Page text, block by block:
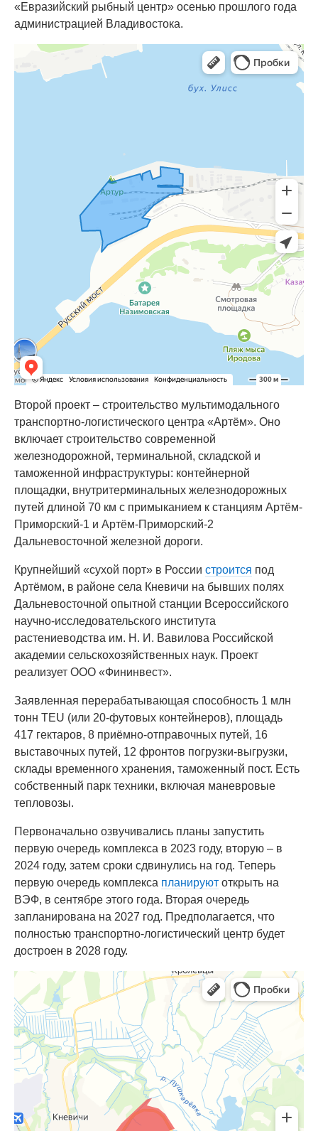
«Евразийский рыбный центр» осенью прошлого года
администрацией Владивостока.
Второй проект – строительство мультимодального
транспортно-логистического центра «Артём». Оно
включает строительство современной
железнодорожной, терминальной, складской и
таможенной инфраструктуры: контейнерной
площадки, внутритерминальных железнодорожных
путей длиной 70 км с примыканием к станциям Артём-
Приморский-1 и Артём-Приморский-2
Дальневосточной железной дороги.
Крупнейший «сухой порт» в России строится под
Артёмом, в районе села Кневичи на бывших полях
Дальневосточной опытной станции Всероссийского
научно-исследовательского института
растениеводства им. Н. И. Вавилова Российской
академии сельскохозяйственных наук. Проект
реализует ООО «Фининвест».
Заявленная перерабатывающая способность 1 млн
тонн TEU (или 20-футовых контейнеров), площадь
417 гектаров, 8 приёмно-отправочных путей, 16
выставочных путей, 12 фронтов погрузки-выгрузки,
склады временного хранения, таможенный пост. Есть
собственный парк техники, включая маневровые
тепловозы.
Первоначально озвучивались планы запустить
первую очередь комплекса в 2023 году, вторую – в
2024 году, затем сроки сдвинулись на год. Теперь
первую очередь комплекса планируют открыть на
ВЭФ, в сентябре этого года. Вторая очередь
запланирована на 2027 год. Предполагается, что
полностью транспортно-логистический центр будет
достроен в 2028 году.